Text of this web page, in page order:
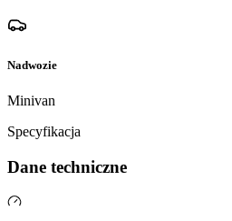
Nadwozie
Minivan
Specyfikacja
Dane techniczne